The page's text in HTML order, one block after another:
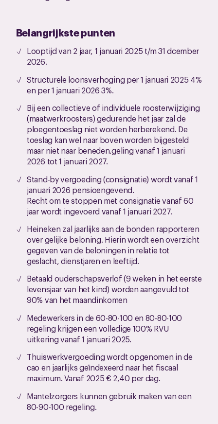
Belangrijkste punten
Looptijd van 2 jaar, 1 januari 2025 t/m 31 dcember
2026.
Structurele loonsverhoging per 1 januari 2025 4%
en per 1 januari 2026 3%.
Bij een collectieve of individuele roosterwijziging
(maatwerkroosters) gedurende het jaar zal de
ploegentoeslag niet worden herberekend. De
toeslag kan wel naar boven worden bijgesteld
maar niet naar beneden.geling vanaf 1 januari
2026 tot 1 januari 2027.
Stand-by vergoeding (consignatie) wordt vanaf 1
januari 2026 pensioengevend.
Recht om te stoppen met consignatie vanaf 60
jaar wordt ingevoerd vanaf 1 januari 2027.
Heineken zal jaarlijks aan de bonden rapporteren
over gelijke beloning. Hierin wordt een overzicht
gegeven van de beloningen in relatie tot
geslacht, dienstjaren en leeftijd.
Betaald ouderschapsverlof (9 weken in het eerste
levensjaar van het kind) worden aangevuld tot
90% van het maandinkomen
Medewerkers in de 60-80-100 en 80-80-100
regeling krijgen een volledige 100% RVU
uitkering vanaf 1 januari 2025.
Thuiswerkvergoeding wordt opgenomen in de
cao en jaarlijks geïndexeerd naar het fiscaal
maximum. Vanaf 2025 € 2,40 per dag.
Mantelzorgers kunnen gebruik maken van een
80-90-100 regeling.